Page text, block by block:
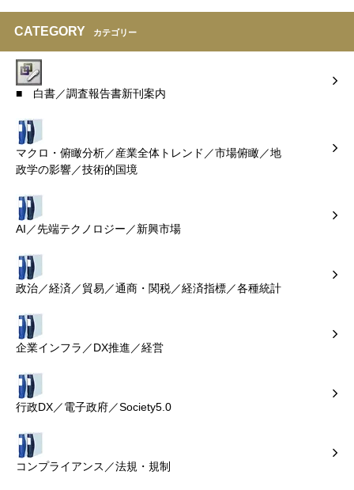
CATEGORY カテゴリー
■ 白書／調査報告書新刊案内
マクロ・俯瞰分析／産業全体トレンド／市場俯瞰／地
政学の影響／技術的国境
AI／先端テクノロジー／新興市場
政治／経済／貿易／通商・関税／経済指標／各種統計
企業インフラ／DX推進／経営
行政DX／電子政府／Society5.0
コンプライアンス／法規・規制